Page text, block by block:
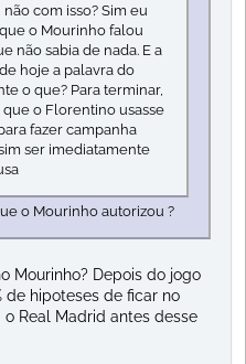
com isso? Sim eu
o Mourinho falou
não sabia de nada. E a
hoje a palavra do
o que? Para terminar,
o Florentino usasse
fazer campanha
ser imediatamente
o Mourinho autorizou ?
Mourinho? Depois do jogo
de hipoteses de ficar no
Real Madrid antes desse